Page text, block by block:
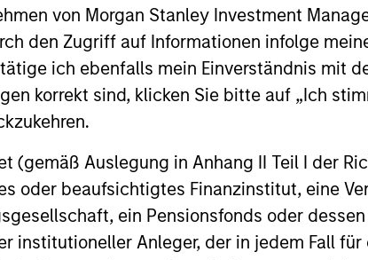
von Morgan Stanley Investment
den Zugriff auf Informationen infolge
ich ebenfalls mein Einverständnis mit
korrekt sind, klicken Sie bitte auf „Ich
(gemäß Auslegung in Anhang II Teil I der
oder beaufsichtigtes Finanzinstitut, eine
ein Pensionsfonds oder
institutioneller Anleger, der in jedem Fall
Erträge können sowohl steigen als auch fallen. Es
Gebühren. Die Angaben zur Performance des
sich bitte gründlich mit den Anlagezielen und -
so dass eine relativ kleine Bewegung im Wert
beziehen sich auf mehrere Teilfonds der Morgan
Teilfonds nicht für Personen mit Wohnsitz in Ländern
zuwiderlaufen würde.
mögliche Ertrag, aber auch das Risiko, den